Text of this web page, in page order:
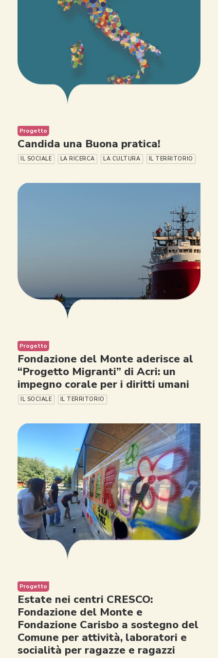
Progetto
Candida una Buona pratica!
IL SOCIALE LA RICERCA LA CULTURA IL TERRITORIO
Progetto
Fondazione del Monte aderisce al
“Progetto Migranti” di Acri: un
impegno corale per i diritti umani
IL SOCIALE IL TERRITORIO
Progetto
Estate nei centri CRESCO:
Fondazione del Monte e
Fondazione Carisbo a sostegno del
Comune per attività, laboratori e
socialità per ragazze e ragazzi